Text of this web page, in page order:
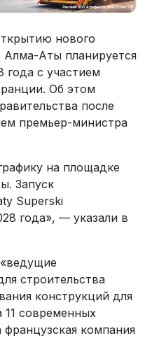
нового
Алма-Аты планируется
года с участием
Об этом
после
премьер-министра
на площадке
Запуск
Superski
года», — указали в
строительства
конструкций для
11 современных
компания